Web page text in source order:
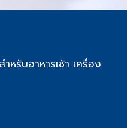
หรับอาหารเช้า เครื่อง